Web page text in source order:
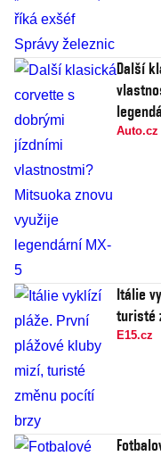
Další
Auto.cz
Itálie
turisté
E15.cz